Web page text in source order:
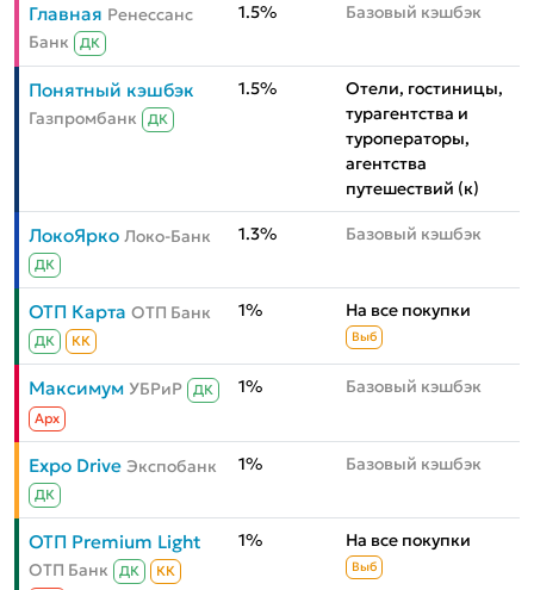
Главная Ренессанс
Банк
ДК
1.5% Базовый кэшбэк
Понятный кэшбэк
Газпромбанк ДК
1.5%
Отели, гостиницы,
турагентства и
туроператоры,
агентства
путешествий (к)
ЛокоЯрко Локо-Банк
ДК
1.3% Базовый кэшбэк
ОТП Карта ОТП Банк
ДК КК
1% На все покупки
Выб
Максимум УБРиР
ДК
Aрх
1% Базовый кэшбэк
Expo Drive Экспобанк
ДК
1% Базовый кэшбэк
ОТП Premium Light
ОТП Банк ДК
КК
1% На все покупки
Выб